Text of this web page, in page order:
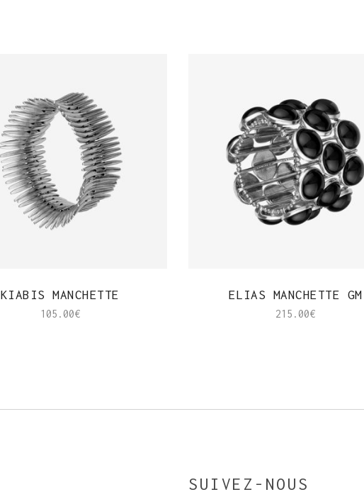
KIABIS MANCHETTE
105.00€
ELIAS MANCHETTE GM
215.00€
SUIVEZ-NOUS